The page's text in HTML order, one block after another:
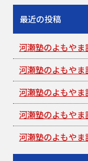
最近の投稿
河瀬塾のよもや
河瀬塾のよもや
河瀬塾のよもや
河瀬塾のよもや
河瀬塾のよもや